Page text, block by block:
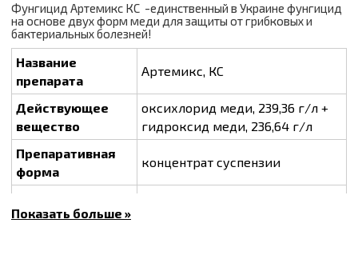
Фунгицид Артемикс КС -единственный в Украине фунгицид
на основе двух форм меди для защиты от грибковых и
бактериальных болезней!
Название
препарата
Артемикс, КС
Действующее
вещество
оксихлорид меди, 239,36 г/л +
гидроксид меди, 236,64 г/л
Препаративная
форма
концентрат суспензии
Показать больше »